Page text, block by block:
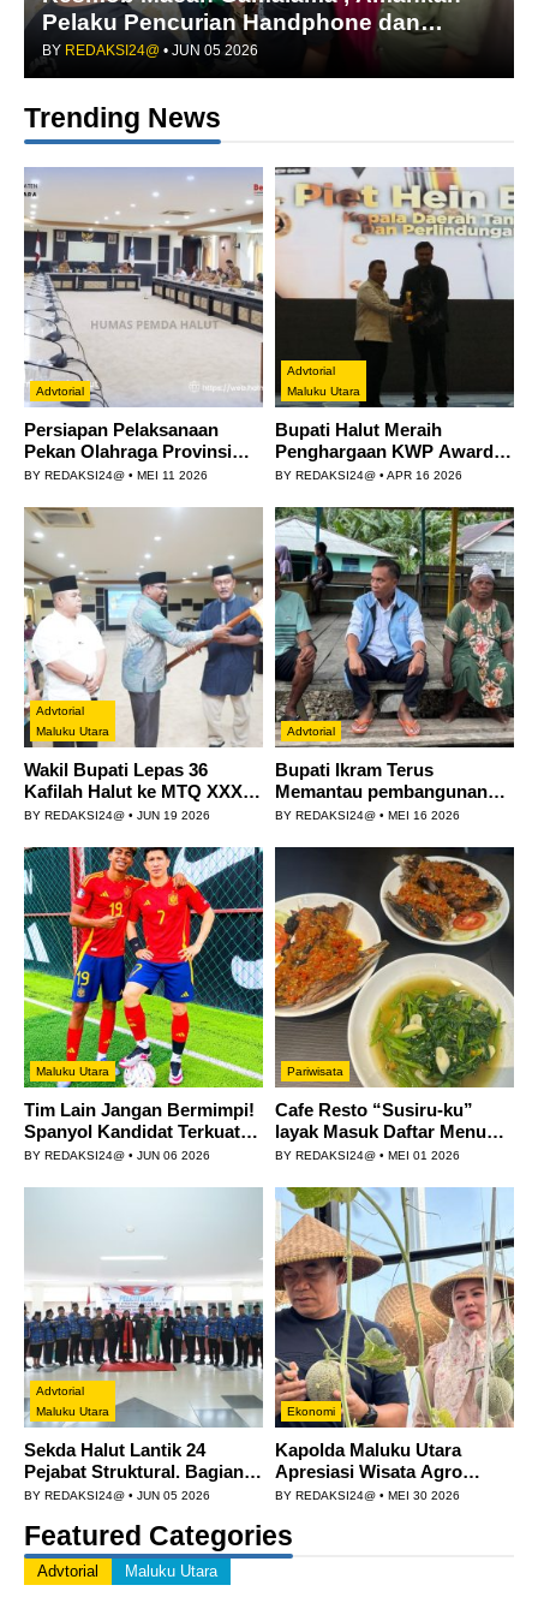
Pelaku Pencurian Handphone dan
Laptop
BY REDAKSI24@ • JUN 05 2026
Trending News
Advtorial
Persiapan Pelaksanaan
Pekan Olahraga Provinsi
(PORPROV) Maluku Utara
BY REDAKSI24@ • MEI 11 2026
Advtorial
Maluku Utara
Bupati Halut Meraih
Penghargaan KWP Awards
2026
BY REDAKSI24@ • APR 16 2026
Advtorial
Maluku Utara
Wakil Bupati Lepas 36
Kafilah Halut ke MTQ XXXI
Tingkat Provinsi Maluku U...
BY REDAKSI24@ • JUN 19 2026
Advtorial
Bupati Ikram Terus
Memantau pembangunan
rumah warga di Desa
BY REDAKSI24@ • MEI 16 2026
Maluku Utara
Tim Lain Jangan Bermimpi!
Spanyol Kandidat Terkuat
Juara Piala Dunia 2026
BY REDAKSI24@ • JUN 06 2026
Pariwisata
Cafe Resto “Susiru-ku”
layak Masuk Daftar Menu
Utama Pengunju...
BY REDAKSI24@ • MEI 01 2026
Advtorial
Maluku Utara
Sekda Halut Lantik 24
Pejabat Struktural. Bagian
Dari Penerapan Sistem Ma...
BY REDAKSI24@ • JUN 05 2026
Ekonomi
Kapolda Maluku Utara
Apresiasi Wisata Agro
Melon di Ternate: Bisa Jadi
BY REDAKSI24@ • MEI 30 2026
Featured Categories
Advtorial Maluku Utara